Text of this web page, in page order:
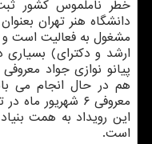
دانشگاه هنر تهران
مشغول به فعالیت است و
ارشد و دكترای) بسیاری
پیانو نوازی جواد
هم در حال انجام می
معروفی ۶ شهریور
این رویداد به همت
است.